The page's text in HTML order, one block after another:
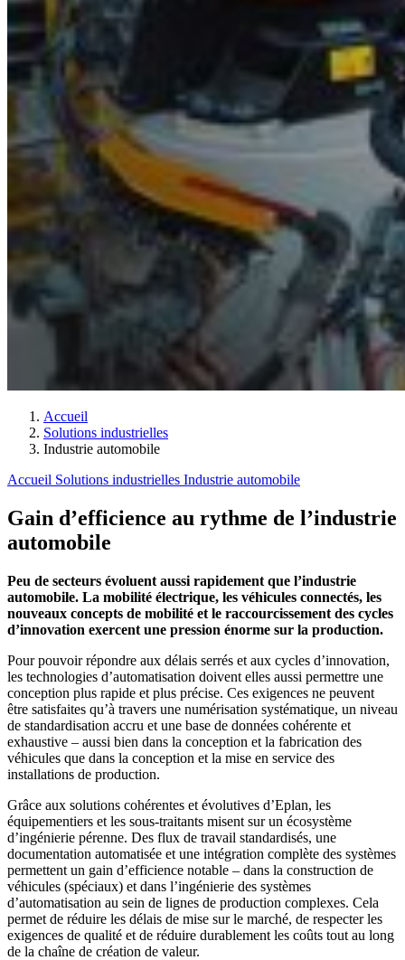
Accueil
Solutions industrielles
Industrie automobile
Accueil Solutions industrielles Industrie automobile
Gain d’efficience au rythme de l’industrie
automobile
Peu de secteurs évoluent aussi rapidement que l’industrie
automobile. La mobilité électrique, les véhicules connectés, les
nouveaux concepts de mobilité et le raccourcissement des cycles
d’innovation exercent une pression énorme sur la production.
Pour pouvoir répondre aux délais serrés et aux cycles d’innovation,
les technologies d’automatisation doivent elles aussi permettre une
conception plus rapide et plus précise. Ces exigences ne peuvent
être satisfaites qu’à travers une numérisation systématique, un niveau
de standardisation accru et une base de données cohérente et
exhaustive – aussi bien dans la conception et la fabrication des
véhicules que dans la conception et la mise en service des
installations de production.
Grâce aux solutions cohérentes et évolutives d’Eplan, les
équipementiers et les sous-traitants misent sur un écosystème
d’ingénierie pérenne. Des flux de travail standardisés, une
documentation automatisée et une intégration complète des systèmes
permettent un gain d’efficience notable – dans la construction de
véhicules (spéciaux) et dans l’ingénierie des systèmes
d’automatisation au sein de lignes de production complexes. Cela
permet de réduire les délais de mise sur le marché, de respecter les
exigences de qualité et de réduire durablement les coûts tout au long
de la chaîne de création de valeur.